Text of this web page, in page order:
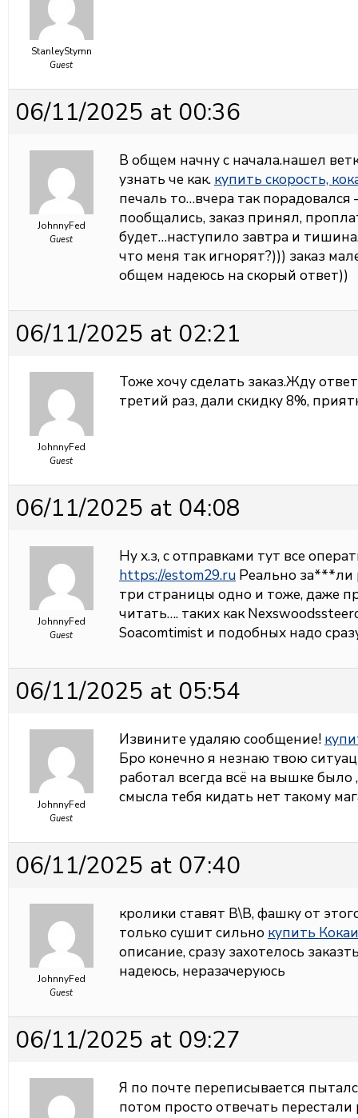
StanleyStymn
Guest
06/11/2025 at 00:36
JohnnyFed
Guest
В общем начну с начала.нашел
узнать че как. купить скорость,
печаль то…вчера так
пообщались, заказ принял,
будет…наступило завтра и
что меня так игнорят?))) заказ
общем надеюсь на скорый ответ))
06/11/2025 at 02:21
JohnnyFed
Guest
Тоже хочу сделать заказ.Жду
третий раз, дали скидку 8%,
06/11/2025 at 04:08
JohnnyFed
Guest
Ну х.з, с отправками тут все
https://estom29.ru Реально за***ли
три страницы одно и тоже, даже
читать…. таких как
Soacomtimist и подобных надо
06/11/2025 at 05:54
JohnnyFed
Guest
Извините удаляю сообщение!
Бро конечно я незнаю твою
работал всегда всё на вышке
смысла тебя кидать нет такому
06/11/2025 at 07:40
JohnnyFed
Guest
кролики ставят В\В, фашку от
только сушит сильно купить
описание, сразу захотелось
надеюсь, неразачеруюсь
06/11/2025 at 09:27
Я по почте переписывается
потом просто отвечать